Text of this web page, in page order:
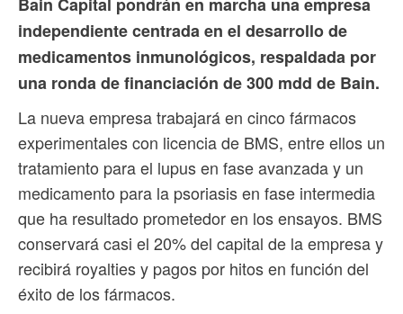
independiente centrada en el desarrollo de
medicamentos inmunológicos, respaldada por
una ronda de financiación de 300 mdd de Bain.
La nueva empresa trabajará en cinco fármacos
experimentales con licencia de BMS, entre ellos un
tratamiento para el lupus en fase avanzada y un
medicamento para la psoriasis en fase intermedia
que ha resultado prometedor en los ensayos. BMS
conservará casi el 20% del capital de la empresa y
recibirá royalties y pagos por hitos en función del
éxito de los fármacos.